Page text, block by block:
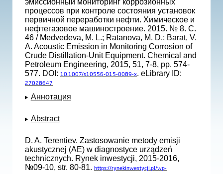
процессов при контроле состояния установок
первичной переработки нефти. Химическое и
нефтегазовое машиностроение. 2015. № 8. С.
46 / Medvedeva, M. L.; Ratanova, M. D.; Barat, V.
A. Acoustic Emission in Monitoring Corrosion of
Crude Distillation-Unit Equipment. Chemical and
Petroleum Engineering, 2015, 51, 7-8, pp. 574-
577. DOI: 10.1007/s10556-015-0089-x. eLibrary ID:
27028647
Аннотация
Abstract
D. A. Terentiev. Zastosowanie metody emisji
akustycznej (AE) w diagnostyce urządzeń
technicznych. Rynek inwestycji, 2015-2016,
№09-10, str. 80-81. https://rynekinwestycji.pl/wp-